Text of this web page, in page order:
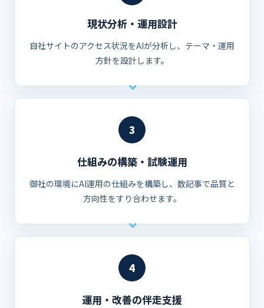
現状分析・運用設計
自社サイトのアクセス状況をAIが分析し、テーマ・運用
方針を設計します。
3
仕組みの構築・試験運用
御社の環境にAI運用の仕組みを構築し、数記事で品質と
方向性をすり合わせます。
4
運用・改善の伴走支援